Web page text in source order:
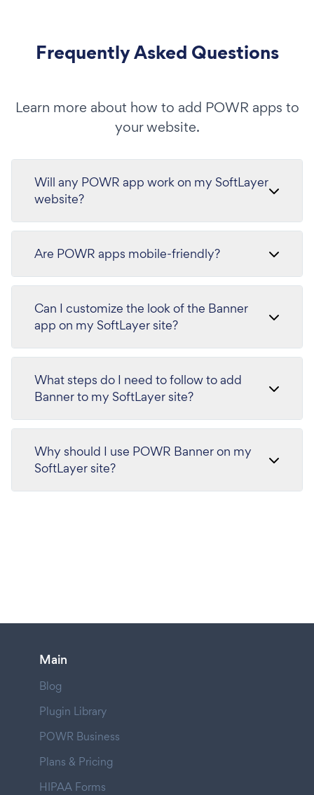
Frequently Asked Questions
Learn more about how to add POWR apps to
your website.
Will any POWR app work on my SoftLayer
website?
Are POWR apps mobile-friendly?
Can I customize the look of the Banner
app on my SoftLayer site?
What steps do I need to follow to add
Banner to my SoftLayer site?
Why should I use POWR Banner on my
SoftLayer site?
Main
Blog
Plugin Library
POWR Business
Plans & Pricing
HIPAA Forms